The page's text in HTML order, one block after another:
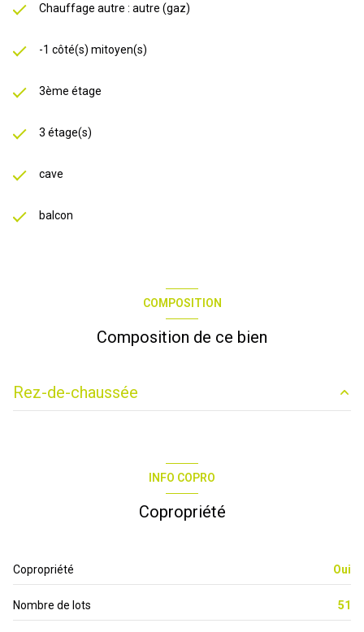
Chauffage autre : autre (gaz)
-1 côté(s) mitoyen(s)
3ème étage
3 étage(s)
cave
balcon
COMPOSITION
Composition de ce bien
Rez-de-chaussée
salle d\'eau
chambre 1 10.83 m²
INFO COPRO
Copropriété
Copropriété Oui
Nombre de lots 51